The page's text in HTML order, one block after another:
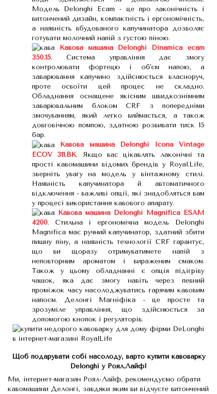
Модель Delonghi Ecam - це про лаконічність і
витончений дизайн, компактність і ергономічність,
а наявність вбудованого капучинатора дозволяє
готувати молочний напій з густою піною.
Кавова машина Delonghi Dinamica ecam
350.15. Система управління дає змогу
контролювати фортецю і об'єм напою, а
заварювання капучино здійснюється власноруч,
проте освоїти цей процес не складно.
Обладнання оснащене якісним швидкознімним
заварювальним блоком CRF з попередніми
змочуванням, який легко виймається, а також
довговічною помпою, здатною розвивати тиск 15
бар.
Кавова машина Delonghi Icona Vintage
ECOV 311.BK. Якщо вас цікавлять лаконічні та
прості кавомашини відомих брендів у Royal.Life,
зверніть увагу на модель у вінтажному стилі.
Наявність капучинатора й автоматичного
відключення - важливі опції, які знадобляться вам
у процесі використання кавового апарату.
Кавова машина Delonghi Magnifica ESAM
4200. Стильна і ергономічна модель Delonghi
Magnifica має ручний капучинатор, здатний збити
пишну піну, а наявність технології CRF гарантує,
що ви щоразу отримуватимете напій з
неповторним ароматом і вираженим смаком.
Також у цьому обладнанні є опція підігріву
чашок, яка дає змогу навіть через певний
проміжок часу насолоджуватись гарячим кавовим
напоєм. Делонгі Магніфіка - це просте та
зрозуміле управління, що здійснюється за
допомогою кнопок і регуляторів.
Щоб подарувати собі насолоду, варто купити кавоварку
Delonghi у Роял.Лайф!
Ми, інтернет-магазин Роял-Лайф, рекомендуємо обрати
кавомашини Делонгі, завдяки яким ви відчуєте витончений